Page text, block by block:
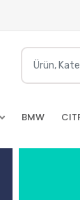
BMW